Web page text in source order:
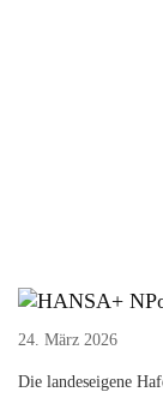
24. März 2026
Die landeseigene